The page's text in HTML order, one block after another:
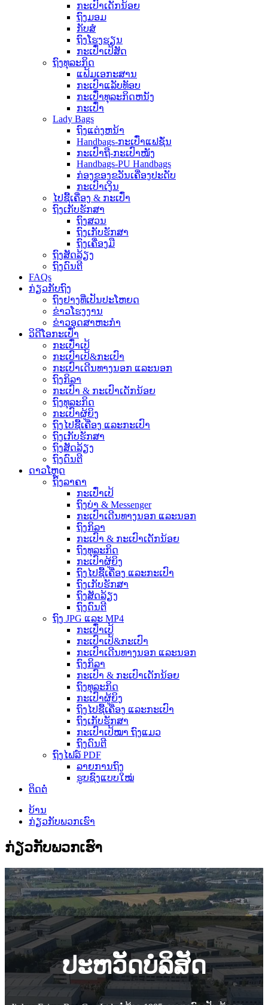
ກະເປົາເດັກນ້ອຍ
ຖົງມອມ
ກັບ​ສໍ
ຖົງໂຮງຮຽນ
ກະເປົ໋າເປ້ສັດ
ຖົງທຸລະກິດ
ແຟ້ມເອກະສານ
ກະເປົາແລັບທັອບ
ກະເປົ໋າທຸລະກິດຫນັງ
ກະເປົ໋າ
Lady Bags
ຖົງແຕ່ງຫນ້າ
Handbags-ກະເປົ໋າແຟຊັ່ນ
ກະເປົາຖື-ກະເປົາໜັງ
Handbags-PU Handbags
ກ່ອງຂອງຂວັນເຄື່ອງປະດັບ
ກະເປົາເງິນ
ໄປຊື້ເຄື່ອງ & ກະເປົ໋າ
ຖົງເກັບຮັກສາ
ຖົງສວນ
ຖົງເກັບຮັກສາ
ຖົງເຄື່ອງມື
ຖົງສັດລ້ຽງ
ຖົງດົນຕີ
FAQs
ກ່ຽວກັບຖົງ
ຖົງຢາງທີ່ເປັນປະໂຫຍດ
ຂ່າວໂຮງງານ
ຂ່າວອຸດສາຫະກໍາ
ວິດີໂອກະເປົ໋າ
ກະເປົ໋າເປ້
ກະເປົາເປ້&ກະເປົາ
ກະເປົາເດີນທາງນອກ ແລະນອກ
ຖົງກິລາ
ກະເປົາ & ກະເປົາເດັກນ້ອຍ
ຖົງທຸລະກິດ
ກະເປົາຜູ້ຍິງ
ຖົງໄປຊື້ເຄື່ອງ ແລະກະເປົາ
ຖົງເກັບຮັກສາ
ຖົງສັດລ້ຽງ
ຖົງດົນຕີ
ດາວໂຫຼດ
ຖົງລາຄາ
ກະເປົ໋າເປ້
ຖົງບ່າ & Messenger
ກະເປົາເດີນທາງນອກ ແລະນອກ
ຖົງກິລາ
ກະເປົາ & ກະເປົາເດັກນ້ອຍ
ຖົງທຸລະກິດ
ກະເປົາຜູ້ຍິງ
ຖົງໄປຊື້ເຄື່ອງ ແລະກະເປົາ
ຖົງເກັບຮັກສາ
ຖົງສັດລ້ຽງ
ຖົງດົນຕີ
ຖົງ JPG ແລະ MP4
ກະເປົ໋າເປ້
ກະເປົາເປ້&ກະເປົາ
ກະເປົາເດີນທາງນອກ ແລະນອກ
ຖົງກິລາ
ກະເປົາ & ກະເປົາເດັກນ້ອຍ
ຖົງທຸລະກິດ
ກະເປົາຜູ້ຍິງ
ຖົງໄປຊື້ເຄື່ອງ ແລະກະເປົາ
ຖົງເກັບຮັກສາ
ກະເປົາເປ້ໝາ ຖົງແມວ
ຖົງດົນຕີ
ຖົງໄຟລ໌ PDF
ລາຍ​ການ​ຖົງ​
ຮູບຊົງແບບໃໝ່
ຕິດຕໍ່
ບ້ານ
ກ່ຽວ​ກັບ​ພວກ​ເຮົາ
ກ່ຽວ​ກັບ​ພວກ​ເຮົາ
ປະ​ຫວັດ​ບໍ​ລິ​ສັດ